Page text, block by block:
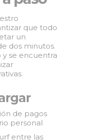
que todo
un
dos minutos.
y se encuentra
de pagos
personal
entre las